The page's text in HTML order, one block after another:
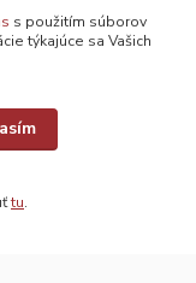
s použitím súborov
týkajúce sa Vašich
tu.